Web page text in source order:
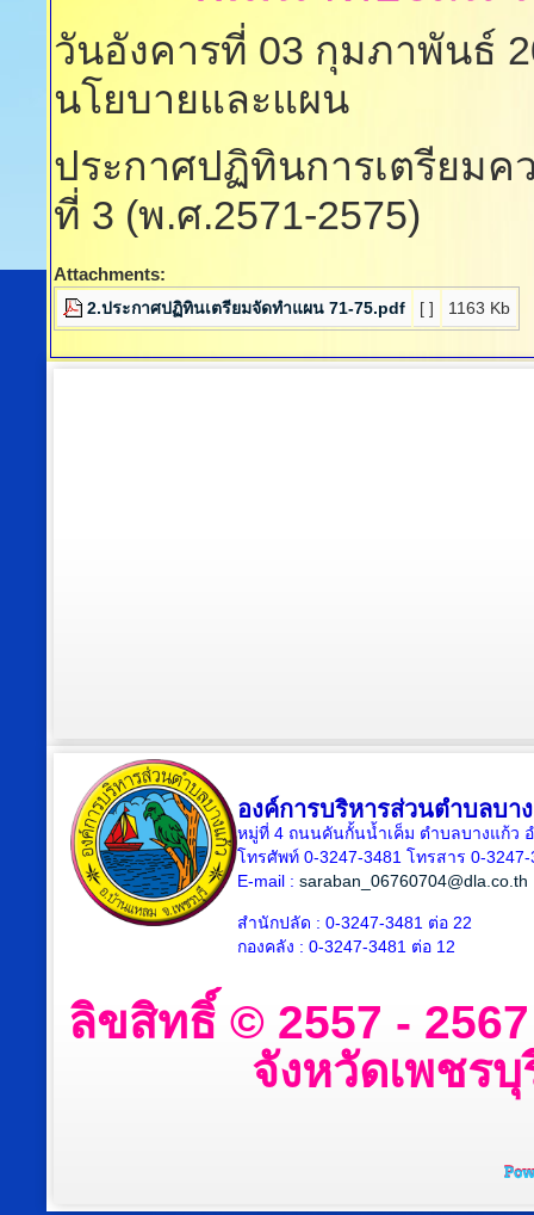
วันอังคารที่ 03 กุมภาพันธ์
นโยบายและแผน
ประกาศปฏิทินการเตรียม
ที่ 3 (พ.ศ.2571-2575)
Attachments:
2.ประกาศปฏิทินเตรียมจัดทำแผน 71-75.pdf [ ] 1163 Kb
องค์การบริหารส่วนตำบลบา
หมู่ที่ 4 ถนนคันกั้นน้ำเค็ม ตำบลบางแก้ว
โทรศัพท์ 0-3247-3481 โทรสาร 0-3247-
E-mail : saraban_06760704@dla.co.th
สำนักปลัด : 0-3247-3481 ต่อ 22
กองคลัง : 0-3247-3481 ต่อ 12
ลิขสิทธิ์ © 2557 -
จังหวัดเพชร